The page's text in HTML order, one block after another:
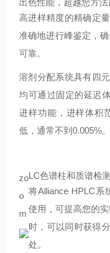
出色性能，超越您方
高进样精度的精确定
准确地进行峰鉴定，
可靠。
溶剂分配系统具有四
均可通过固定的延迟
进样功能，进样体积
低，通常不到0.005%。
zo
o
m
LC色谱柱和质谱检
将Alliance HPLC系
使用，可提高您的
时，可以同时获得
处。